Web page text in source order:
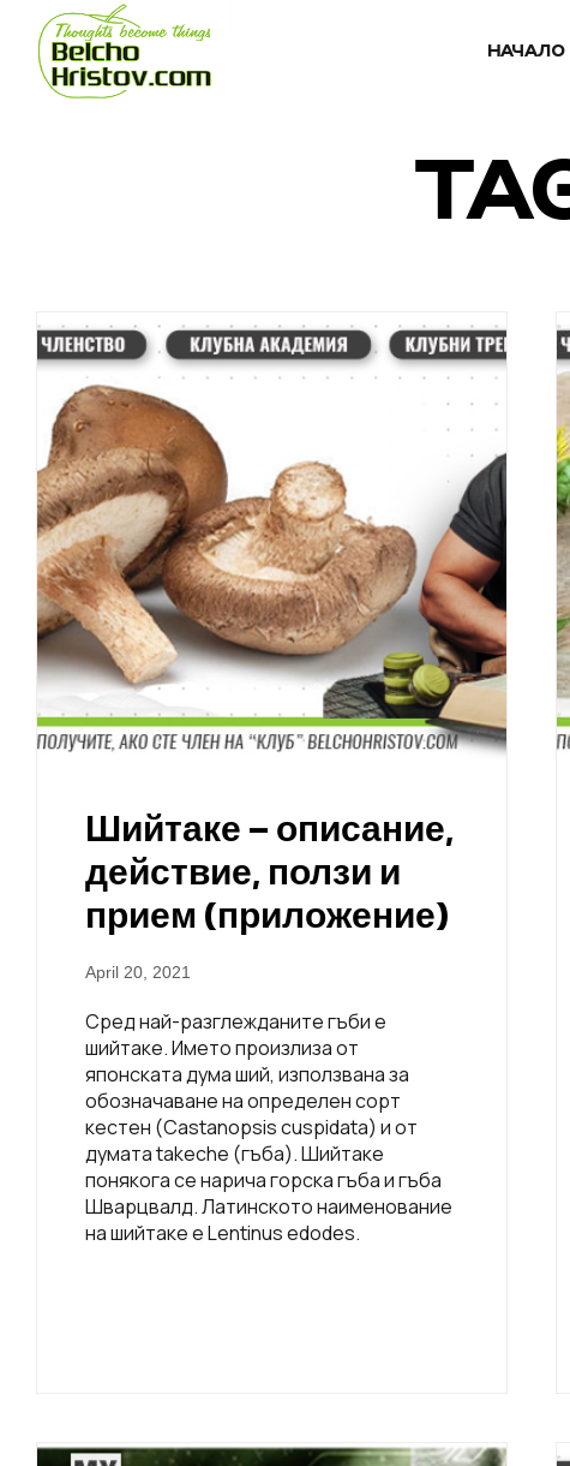
НАЧАЛО
Шийтаке – описание,
действие, ползи и
прием (приложение)
April 20, 2021
Сред най-разглежданите гъби е
шийтаке. Името произлиза от
японската дума ший, използвана за
обозначаване на определен сорт
кестен (Castanopsis cuspidata) и от
думата takeche (гъба). Шийтаке
понякога се нарича горска гъба и гъба
Шварцвалд. Латинското наименование
на шийтаке е Lentinus edodes.